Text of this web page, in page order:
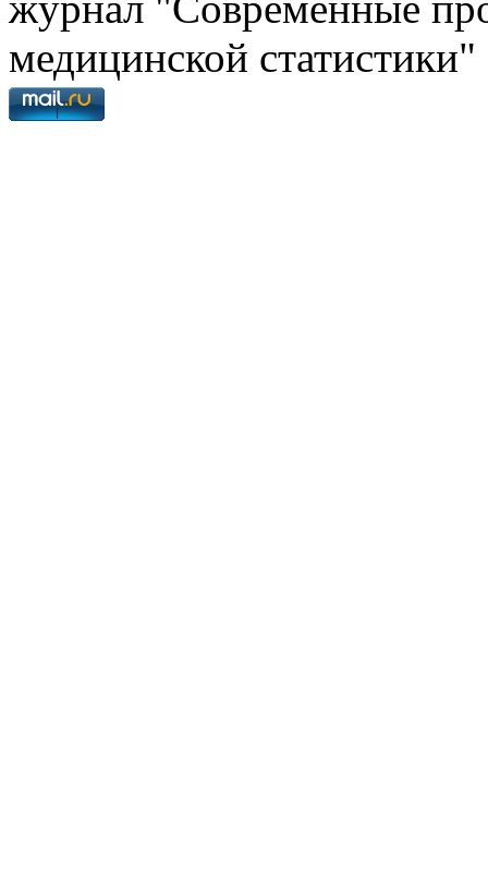
медицинской статистики"